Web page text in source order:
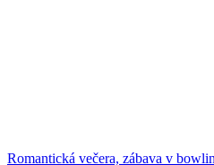
Romantická večera, zábava v